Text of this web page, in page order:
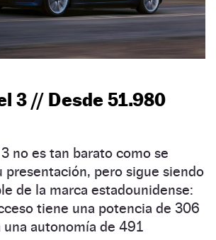
3 // Desde 51.980
no es tan barato como se
presentación, pero sigue siendo
de la marca estadounidense:
tiene una potencia de 306
una autonomía de 491